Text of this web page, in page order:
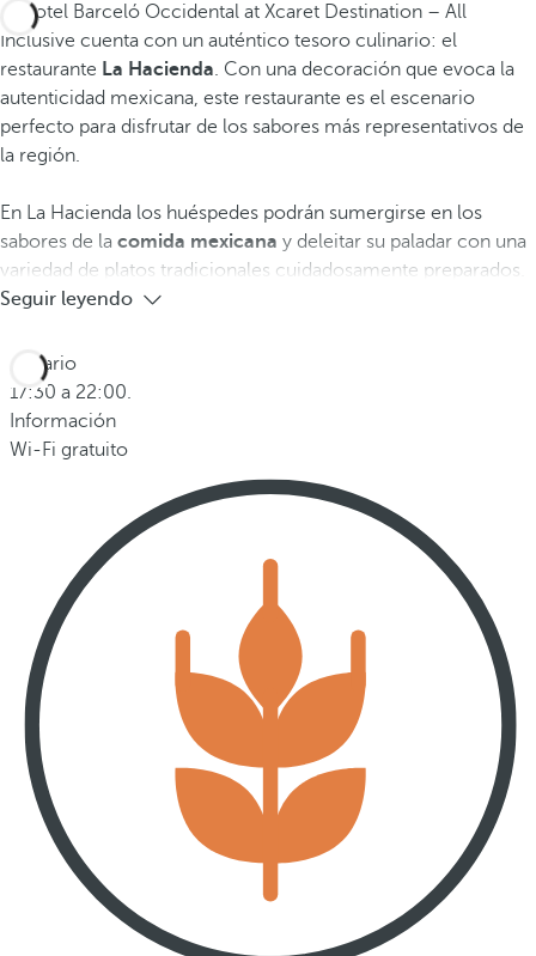
El Hotel Barceló Occidental at Xcaret Destination – All
Inclusive cuenta con un auténtico tesoro culinario: el
restaurante La Hacienda. Con una decoración que evoca la
autenticidad mexicana, este restaurante es el escenario
perfecto para disfrutar de los sabores más representativos de
la región.
En La Hacienda los huéspedes podrán sumergirse en los
sabores de la comida mexicana y deleitar su paladar con una
variedad de platos tradicionales cuidadosamente preparados.
Seguir leyendo
Horario
17:30 a 22:00.
Información
Wi-Fi gratuito